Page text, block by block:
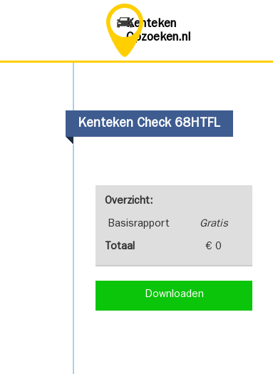
Kenteken
Opzoeken.nl
Kenteken Check 68HTFL
Overzicht:
Basisrapport Gratis
Totaal € 0
Downloaden